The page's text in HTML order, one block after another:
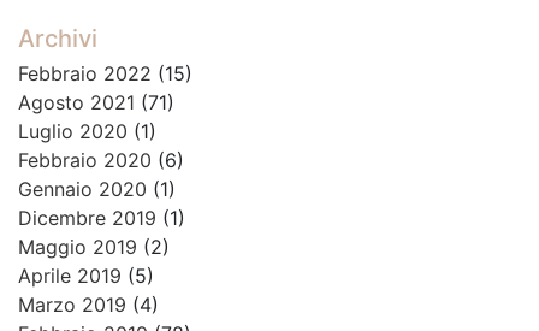
Archivi
Febbraio 2022 (15)
Agosto 2021 (71)
Luglio 2020 (1)
Febbraio 2020 (6)
Gennaio 2020 (1)
Dicembre 2019 (1)
Maggio 2019 (2)
Aprile 2019 (5)
Marzo 2019 (4)